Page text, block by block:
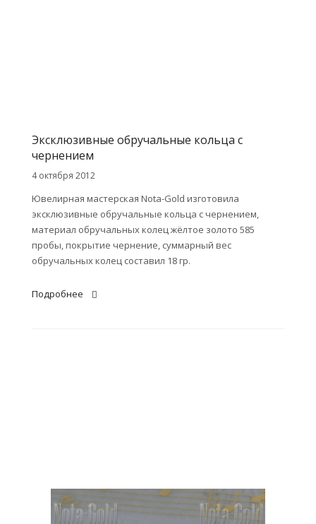
Эксклюзивные обручальные кольца с
чернением
4 октября 2012
Ювелирная мастерская Nota-Gold изготовила
эксклюзивные обручальные кольца с чернением,
материал обручальных колец жёлтое золото 585
пробы, покрытие чернение, суммарный вес
обручальных колец составил 18 гр.
Подробнее